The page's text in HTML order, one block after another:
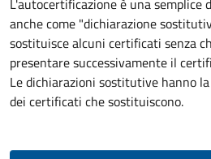
L'autocertificazione è una semplice
anche come "dichiarazione
sostituisce alcuni certificati senza
presentare successivamente il
Le dichiarazioni sostitutive hanno
dei certificati che sostituiscono.